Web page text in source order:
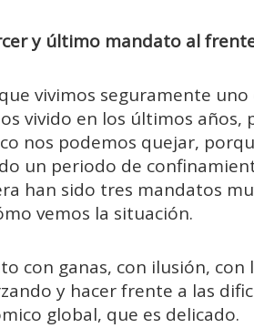
y último mandato al frente
vivimos seguramente
vivido en los últimos años,
nos podemos quejar,
un periodo de
han sido tres mandatos
vemos la situación.
con ganas, con ilusión,
y hacer frente a las
global, que es delicado.